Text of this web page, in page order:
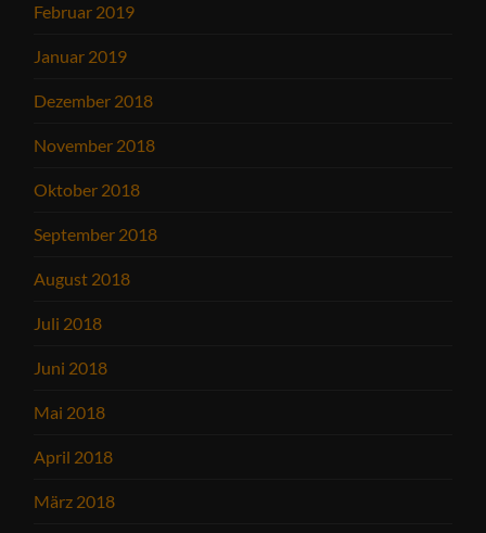
Februar 2019
Januar 2019
Dezember 2018
November 2018
Oktober 2018
September 2018
August 2018
Juli 2018
Juni 2018
Mai 2018
April 2018
März 2018